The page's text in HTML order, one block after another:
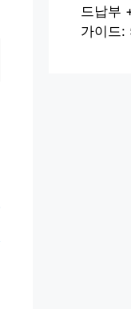
드납부
가이드: